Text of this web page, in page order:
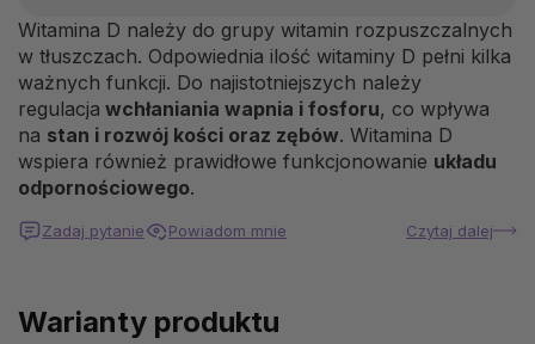
Witamina D należy do grupy witamin rozpuszczalnych
w tłuszczach. Odpowiednia ilość witaminy D pełni kilka
ważnych funkcji. Do najistotniejszych należy
regulacja wchłaniania wapnia i fosforu, co wpływa
na stan i rozwój kości oraz zębów. Witamina D
wspiera również prawidłowe funkcjonowanie układu
odpornościowego.
Czytaj dalej
Zadaj pytanie Powiadom mnie
Warianty produktu